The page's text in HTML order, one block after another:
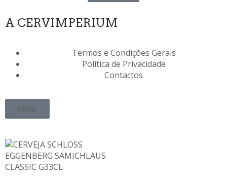
A CERVIMPERIUM
Termos e Condições Gerais
Política de Privacidade
Contactos
Filtrar